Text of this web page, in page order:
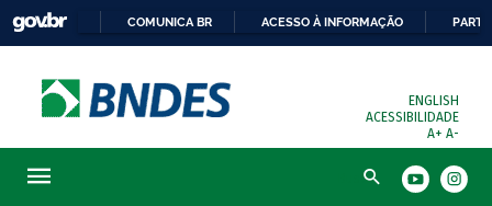
COMUNICA BR ACESSO À INFORMAÇÃO
ENGLISH
ACESSIBILIDADE
A+ A-
Busca